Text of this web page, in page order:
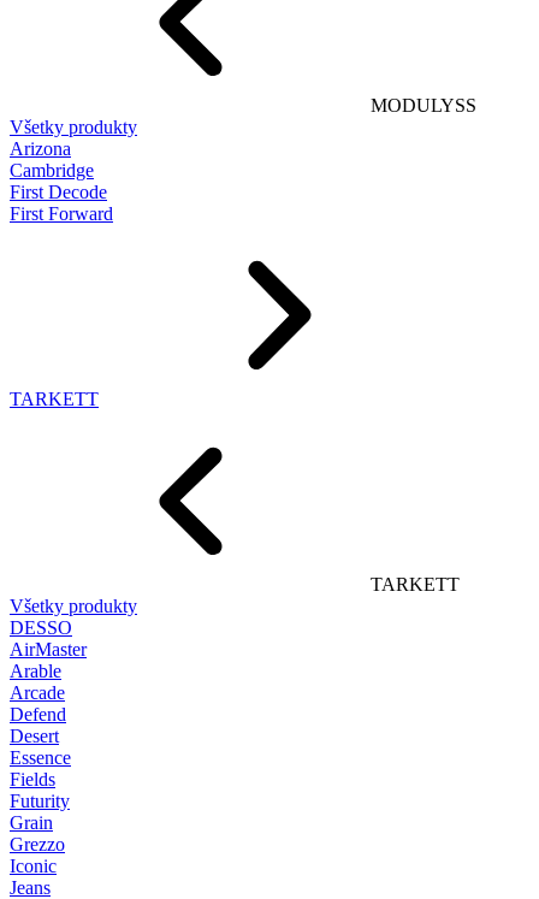
MODULYSS
Všetky produkty
Arizona
Cambridge
First Decode
First Forward
TARKETT
TARKETT
Všetky produkty
DESSO
AirMaster
Arable
Arcade
Defend
Desert
Essence
Fields
Futurity
Grain
Grezzo
Iconic
Jeans